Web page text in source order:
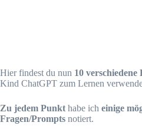
Hier findest du nun 10 verschiedene
Kind ChatGPT zum Lernen
Zu jedem Punkt habe ich einige
Fragen/Prompts notiert.